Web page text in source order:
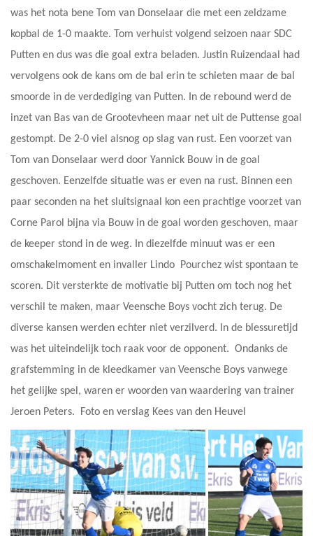
was het nota bene Tom van Donselaar die met een zeldzame
kopbal de 1-0 maakte. Tom verhuist volgend seizoen naar SDC
Putten en dus was die goal extra beladen. Justin Ruizendaal had
vervolgens ook de kans om de bal erin te schieten maar de bal
smoorde in de verdediging van Putten. In de rebound werd de
inzet van Bas van de Grootevheen maar net uit de Puttense goal
gestompt. De 2-0 viel alsnog op slag van rust. Een voorzet van
Tom van Donselaar werd door Yannick Bouw in de goal
geschoven. Eenzelfde situatie was er even na rust. Binnen een
paar seconden na het sluitsignaal kon een prachtige voorzet van
Corne Parol bijna via Bouw in de goal worden geschoven, maar
de keeper stond in de weg. In diezelfde minuut was er een
omschakelmoment en invaller Lindo Pourchez wist spontaan te
scoren. Dit versterkte de motivatie bij Putten om toch nog het
verschil te maken, maar Veensche Boys vocht zich terug. De
diverse kansen werden echter niet verzilverd. In de blessuretijd
was het uiteindelijk toch raak voor de opponent. Ondanks de
grafstemming in de kleedkamer van Veensche Boys vanwege
het gelijke spel, waren er woorden van waardering van trainer
Jeroen Peters. Foto en verslag Kees van den Heuvel